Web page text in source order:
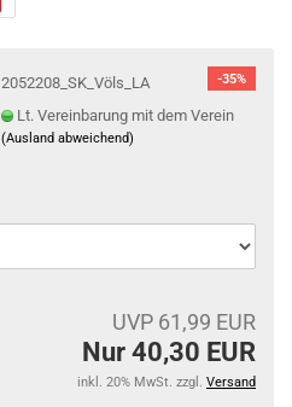
-35%
2052208_SK_Völs_LA
Lt. Vereinbarung mit dem Verein
(Ausland abweichend)
UVP 61,99 EUR
Nur 40,30 EUR
inkl. 20% MwSt. zzgl. Versand